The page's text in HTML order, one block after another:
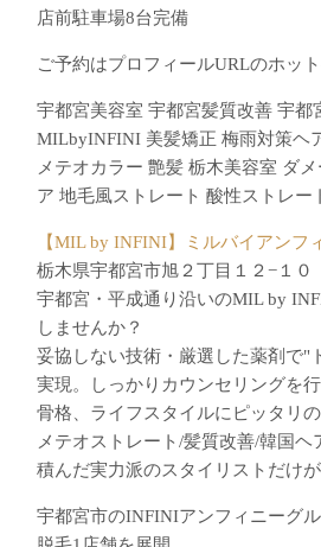
店前駐車場8台完備
ご予約はプロフィールURLのホッ
宇都宮美容室 宇都宮髪質改善 宇都
MILbyINFINI 美髪矯正 梅雨対策ヘ
メテオカラー 艶髪 栃木美容室 ダ
ア 地毛風ストレート 酸性ストレー
【MIL by INFINI】ミルバイアンフ
栃木県宇都宮市旭２丁目１２−１０
宇都宮・平成通り沿いのMIL by
しませんか？
妥協しない技術・厳選した薬剤で"
実現。しっかりカウンセリングを
骨格、ライフスタイルにピッタリ
メテオストレート/髪質改善/韓国ヘ
積んだ実力派のスタイリストだけ
宇都宮市のINFINIアンフィニーグ